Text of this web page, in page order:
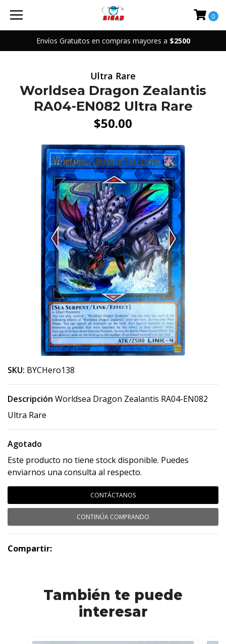
Envíos Gratuitos en compras mayores a $2500
0
Ultra Rare
Worldsea Dragon Zealantis
RA04-EN082 Ultra Rare
$50.00
SKU: BYCHero138
Descripción Worldsea Dragon Zealantis RA04-EN082
Ultra Rare
Agotado
Este producto no tiene stock disponible. Puedes
enviarnos una consulta al respecto.
CONTÁCTANOS
CONTINÚA COMPRANDO
Compartir:
También te puede
interesar